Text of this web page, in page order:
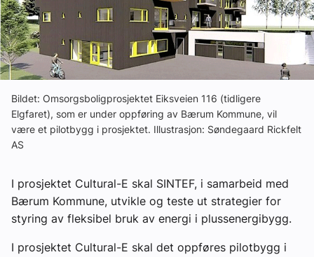
eBlad
Aktivitetskalender
Bransjekommentar
Nyheter
Aktuelle prosjekter
Bildet: Omsorgsboligprosjektet Eiksveien 116 (tidligere
Elgfaret), som er under oppføring av Bærum Kommune, vil
være et pilotbygg i prosjektet. Illustrasjon: Søndegaard Rickfelt
AS
I prosjektet Cultural-E skal SINTEF, i samarbeid med
Bærum Kommune, utvikle og teste ut strategier for
styring av fleksibel bruk av energi i plussenergibygg.
I prosjektet Cultural-E skal det oppføres pilotbygg i